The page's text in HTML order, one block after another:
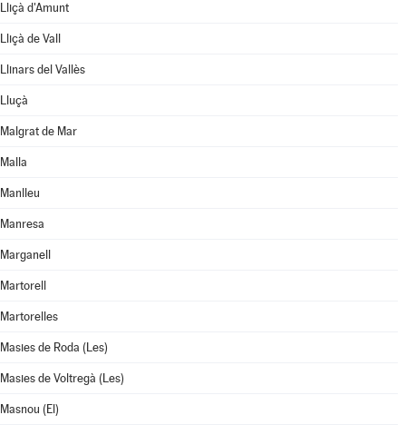
Lliçà d'Amunt
Lliçà de Vall
Llinars del Vallès
Lluçà
Malgrat de Mar
Malla
Manlleu
Manresa
Marganell
Martorell
Martorelles
Masies de Roda (Les)
Masies de Voltregà (Les)
Masnou (El)